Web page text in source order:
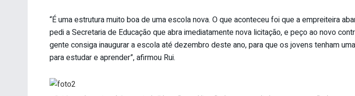
“É uma estrutura muito boa de uma escola nova. O que aconteceu foi que a empreiteira
pedi a Secretaria de Educação que abra imediatamente nova licitação, e peço ao novo
gente consiga inaugurar a escola até dezembro deste ano, para que os jovens tenham
para estudar e aprender”, afirmou Rui.